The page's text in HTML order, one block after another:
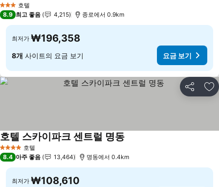
3 성급 호텔
8.9 최고 좋음 4,215 종로에서 0.9km
최저가 ₩196,358
8개 사이트의 요금 보기 요금 보기
공유 즐
4 성급 호텔
호텔 스카이파크 센트럴 명동
8.4 아주 좋음 13,464 명동에서 0.4km
최저가 ₩108,610